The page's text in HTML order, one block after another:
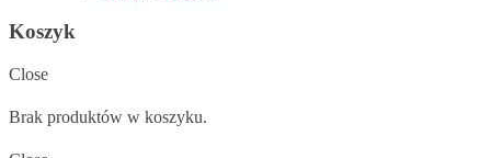
Koszyk
Close
Brak produktów w koszyku.